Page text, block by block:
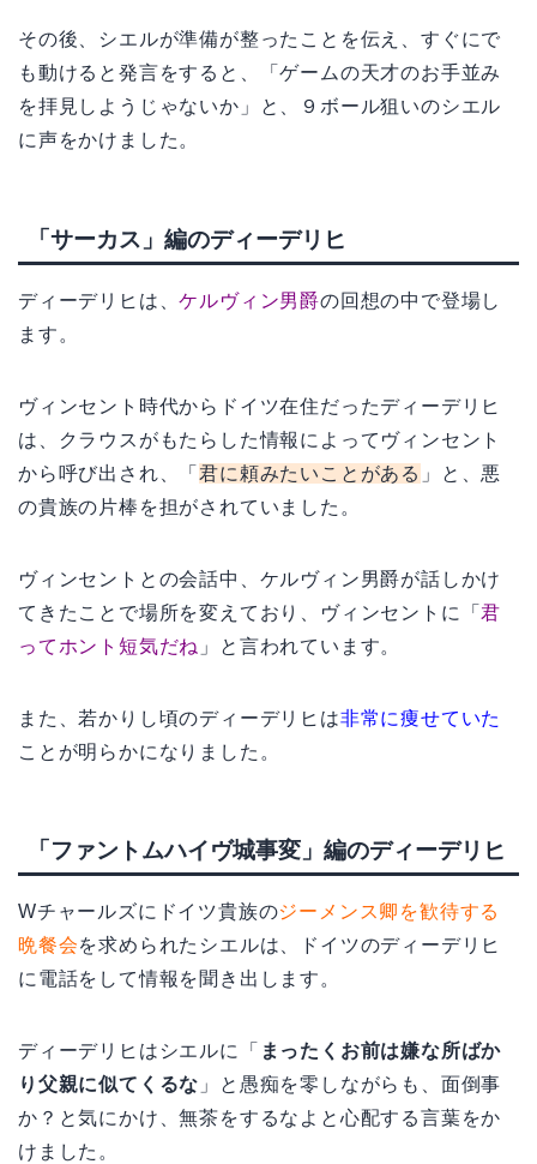
その後、シエルが準備が整ったことを伝え、すぐにで
も動けると発言をすると、「ゲームの天才のお手並み
を拝見しようじゃないか」と、９ボール狙いのシエル
に声をかけました。
「サーカス」編のディーデリヒ
ディーデリヒは、ケルヴィン男爵の回想の中で登場し
ます。
ヴィンセント時代からドイツ在住だったディーデリヒ
は、クラウスがもたらした情報によってヴィンセント
から呼び出され、「君に頼みたいことがある 」と、悪
の貴族の片棒を担がされていました。
ヴィンセントとの会話中、ケルヴィン男爵が話しかけ
てきたことで場所を変えており、ヴィンセントに「君
ってホント短気だね 」と言われています。
また、若かりし頃のディーデリヒは非常に痩せていた
ことが明らかになりました。
「ファントムハイヴ城事変」編のディーデリヒ
Wチャールズにドイツ貴族のジーメンス卿を歓待する
晩餐会を求められたシエルは、ドイツのディーデリヒ
に電話をして情報を聞き出します。
ディーデリヒはシエルに「 まったくお前は嫌な所ばか
り父親に似てくるな 」と愚痴を零しながらも、面倒事
か？と気にかけ、無茶をするなよと心配する言葉をか
けました。